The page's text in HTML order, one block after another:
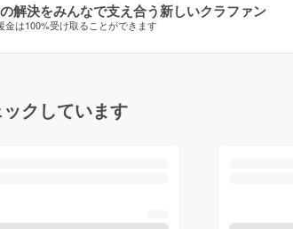
解決をみんなで支え合う新しいクラファン
金は100%受け取ることができます
クしています